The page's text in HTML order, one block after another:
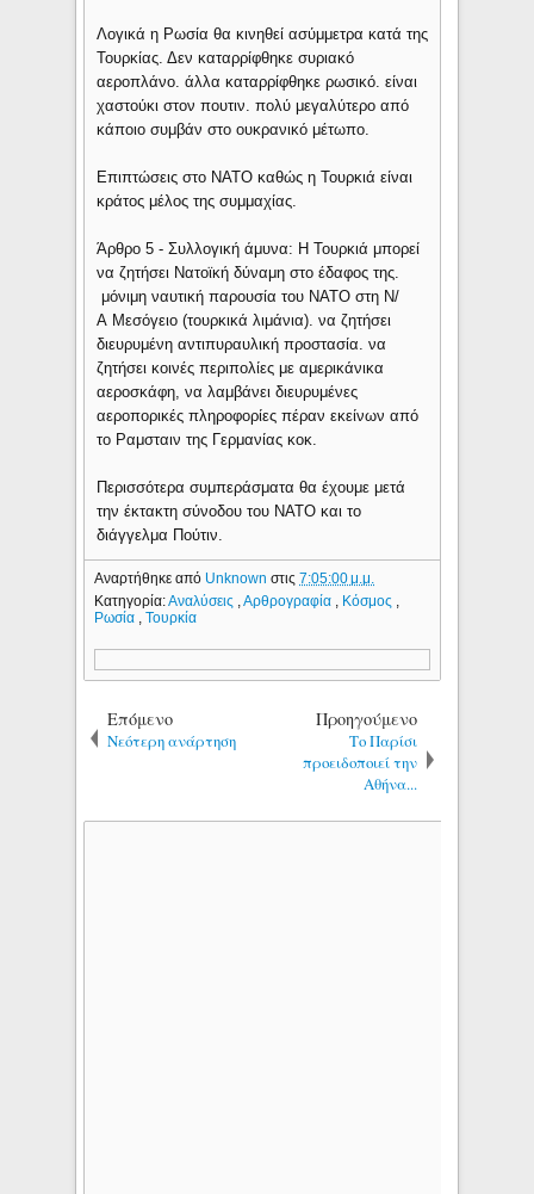
Λογικά η Ρωσία θα κινηθεί ασύμμετρα κατά της
Τουρκίας. Δεν καταρρίφθηκε συριακό
αεροπλάνο. άλλα καταρρίφθηκε ρωσικό. είναι
χαστούκι στον πουτιν. πολύ μεγαλύτερο από
κάποιο συμβάν στο ουκρανικό μέτωπο.
Επιπτώσεις στο ΝΑΤΟ καθώς η Τουρκιά είναι
κράτος μέλος της συμμαχίας.
Άρθρο 5 - Συλλογική άμυνα: Η Τουρκιά μπορεί
να ζητήσει Νατοϊκή δύναμη στο έδαφος της.
μόνιμη ναυτική παρουσία του ΝΑΤΟ στη Ν/
Α Μεσόγειο (τουρκικά λιμάνια). να ζητήσει
διευρυμένη αντιπυραυλική προστασία. να
ζητήσει κοινές περιπολίες με αμερικάνικα
αεροσκάφη, να λαμβάνει διευρυμένες
αεροπορικές πληροφορίες πέραν εκείνων από
το Ραμσταιν της Γερμανίας κοκ.
Περισσότερα συμπεράσματα θα έχουμε μετά
την έκτακτη σύνοδου του ΝΑΤΟ και το
διάγγελμα Πούτιν.
Αναρτήθηκε από Unknownστις7:05:00 μ.μ.
Κατηγορία:Αναλύσεις ,Αρθρογραφία Κόσμος
Ρωσία
,Τουρκία
Επόμενο
Νεότερη ανάρτηση
Προηγούμενο
Το Παρίσι
προειδοποιεί την
Αθήνα...